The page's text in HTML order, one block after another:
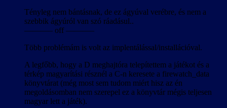
Tényleg nem bántásnak, de ez ágyúval verébre, és nem a
szebbik ágyúról van szó ráadásul..
———– off ———–
Több problémám is volt az implentálással/installációval.
A legfőbb, hogy a D meghajtóra telepítettem a játékot és a
térkép magyarítási résznél a C-n keresete a firewatch_data
könyvtárat (még most sem tudom miért hisz az én
megoldásomban nem szerepel ez a könyvtár mégis teljesen
magyar lett a játék).